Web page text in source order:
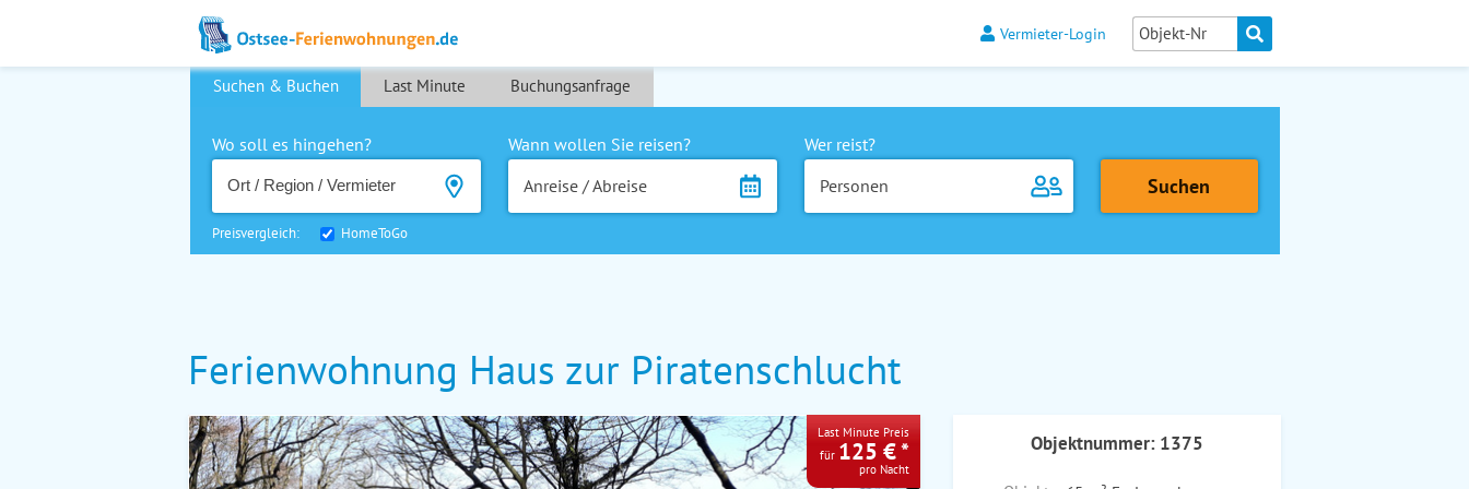
Vermieter-Login
Suchen & Buchen Last Minute Buchungsanfrage
Wo soll es hingehen?
Wann wollen Sie reisen?
Anreise / Abreise
Wer reist?
Personen
Preisvergleich: HomeToGo
Ferienwohnung Haus zur Piratenschlucht
Last Minute Preis
für 125 € *
pro Nacht
Objektnummer: 1375